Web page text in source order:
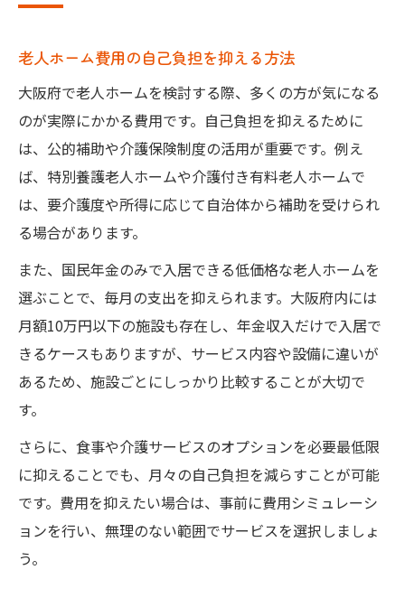
老人ホーム費用の自己負担を抑える方法
大阪府で老人ホームを検討する際、多くの方が気になる
のが実際にかかる費用です。自己負担を抑えるために
は、公的補助や介護保険制度の活用が重要です。例え
ば、特別養護老人ホームや介護付き有料老人ホームで
は、要介護度や所得に応じて自治体から補助を受けられ
る場合があります。
また、国民年金のみで入居できる低価格な老人ホームを
選ぶことで、毎月の支出を抑えられます。大阪府内には
月額10万円以下の施設も存在し、年金収入だけで入居で
きるケースもありますが、サービス内容や設備に違いが
あるため、施設ごとにしっかり比較することが大切で
す。
さらに、食事や介護サービスのオプションを必要最低限
に抑えることでも、月々の自己負担を減らすことが可能
です。費用を抑えたい場合は、事前に費用シミュレーシ
ョンを行い、無理のない範囲でサービスを選択しましょ
う。